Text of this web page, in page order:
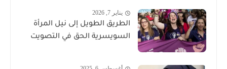
يناير 7, 2026
الطريق الطويل إلى نيل المرأة
السويسرية الحق في التصويت